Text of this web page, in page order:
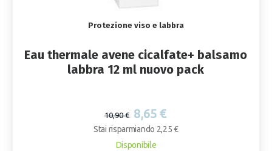
Protezione viso e labbra
Eau thermale avene cicalfate+ balsamo
labbra 12 ml nuovo pack
10,90 € 8,65 €
Stai risparmiando 2,25 €
Disponibile